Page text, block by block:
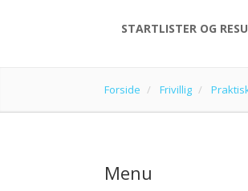
STARTLISTER OG
Forside Frivillig
Menu